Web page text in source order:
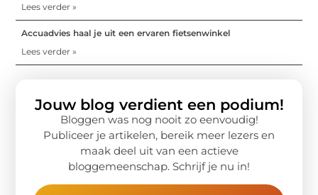
Lees verder »
Accuadvies haal je uit een ervaren fietsenwinkel
Lees verder »
Jouw blog verdient een podium!
Bloggen was nog nooit zo eenvoudig!
Publiceer je artikelen, bereik meer lezers en
maak deel uit van een actieve
bloggemeenschap. Schrijf je nu in!